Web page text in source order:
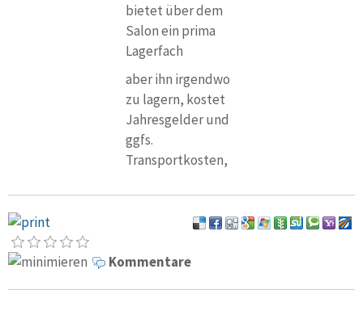
bietet über dem
Salon ein prima
Lagerfach
aber ihn irgendwo
zu lagern, kostet
Jahresgelder und
ggfs.
Transportkosten,
Kommentare